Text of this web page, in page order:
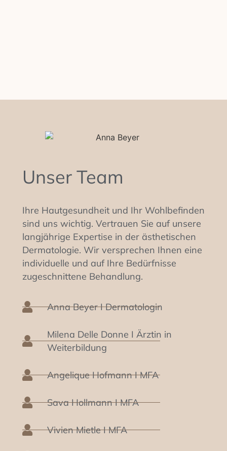
Unser Team
Ihre Hautgesundheit und Ihr Wohlbefinden
sind uns wichtig. Vertrauen Sie auf unsere
langjährige Expertise in der ästhetischen
Dermatologie. Wir versprechen Ihnen eine
individuelle und auf Ihre Bedürfnisse
zugeschnittene Behandlung.
Anna Beyer I Dermatologin
Milena Delle Donne I Ärztin in
Weiterbildung
Angelique Hofmann I MFA
Sava Hollmann I MFA
Vivien Mietle I MFA